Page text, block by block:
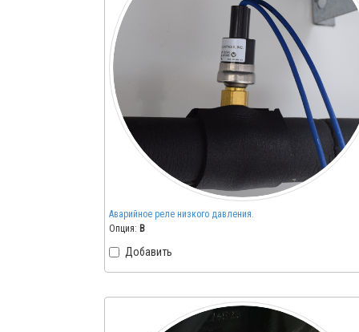
Аварийное реле низкого давления.
Опция: B
Добавить